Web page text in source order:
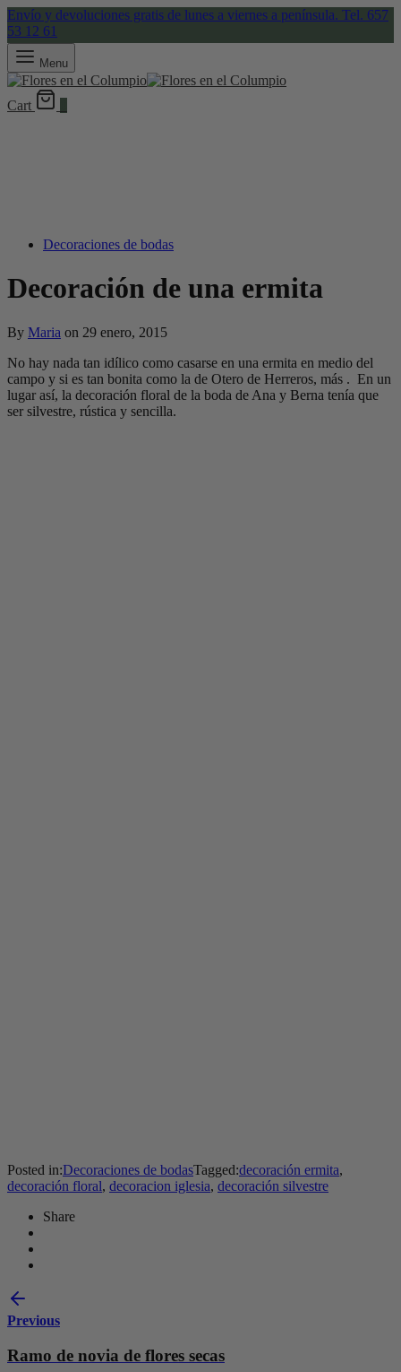
Envío y devoluciones gratis de lunes a viernes a península. Tel. 657
53 12 61
Menu
Cart
Decoraciones de bodas
Decoración de una ermita
By Maria on 29 enero, 2015
No hay nada tan idílico como casarse en una ermita en medio del
campo y si es tan bonita como la de Otero de Herreros, más . En un
lugar así, la decoración floral de la boda de Ana y Berna tenía que
ser silvestre, rústica y sencilla.
Posted in:Decoraciones de bodasTagged:decoración ermita,
decoración floral, decoracion iglesia, decoración silvestre
Share
Previous
Ramo de novia de flores secas